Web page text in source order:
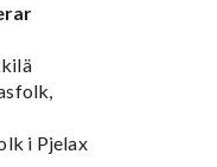
i Pjelax